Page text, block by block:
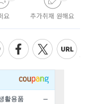
요 추가취재 원해요